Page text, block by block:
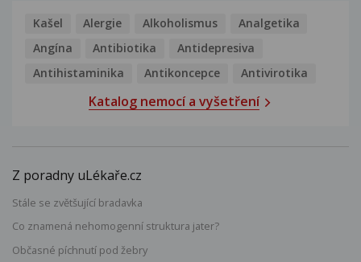
Kašel Alergie Alkoholismus
Analgetika
Angína
Antibiotika
Antidepresiva
Antihistaminika
Antikoncepce Antivirotika
Katalog nemocí a vyšetření
Z poradny uLékaře.cz
Stále se zvětšující bradavka
Co znamená nehomogenní struktura jater?
Občasné píchnutí pod žebry